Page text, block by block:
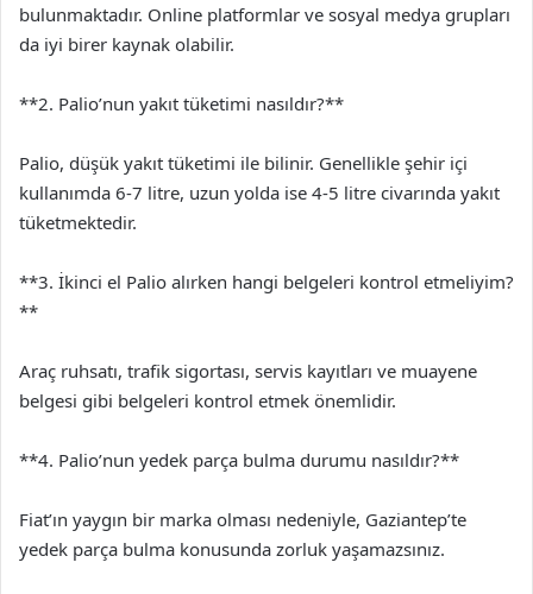
bulunmaktadır. Online platformlar ve sosyal medya grupları
da iyi birer kaynak olabilir.
**2. Palio’nun yakıt tüketimi nasıldır?**
Palio, düşük yakıt tüketimi ile bilinir. Genellikle şehir içi
kullanımda 6-7 litre, uzun yolda ise 4-5 litre civarında yakıt
tüketmektedir.
**3. İkinci el Palio alırken hangi belgeleri kontrol etmeliyim?
**
Araç ruhsatı, trafik sigortası, servis kayıtları ve muayene
belgesi gibi belgeleri kontrol etmek önemlidir.
**4. Palio’nun yedek parça bulma durumu nasıldır?**
Fiat’ın yaygın bir marka olması nedeniyle, Gaziantep’te
yedek parça bulma konusunda zorluk yaşamazsınız.